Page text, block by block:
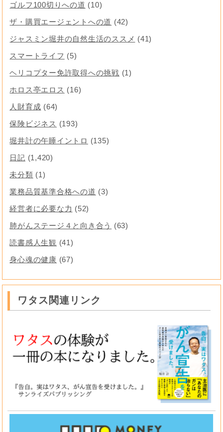
ゴルフ100切りへの道 (10)
ザ・購買エージェントへの道 (42)
ジャスミン堀井の自然生活のススメ (41)
スマートライフ (5)
ヘリコプター免許取得への挑戦 (1)
ホロス亭エロス (16)
人財育成 (64)
保険ビジネス (193)
堀井計の午睡イントロ (135)
日記 (1,420)
未分類 (1)
業務品質基準合格への道 (3)
経営者に必要な力 (52)
肺がんステージ４と向き合う
(63)
読書感人生観 (41)
身心魂の健康 (67)
ワタス関連リンク